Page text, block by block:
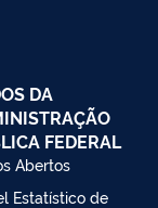
DA
FEDERAL
Abertos
Estatístico de